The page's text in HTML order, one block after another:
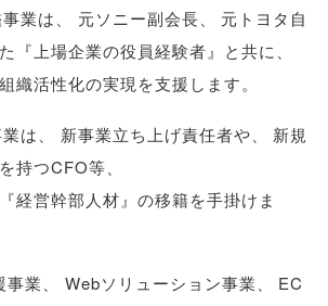
業は 元ソニー副会長
元トヨタ自
『上場企業の役員経験者』と共に
織活性化の実現を支援します。
は 新事業立ち上げ責任者や
新規
持つCFO等
経営幹部人材』の移籍を手掛けま
事業 Webソリューション事業
EC